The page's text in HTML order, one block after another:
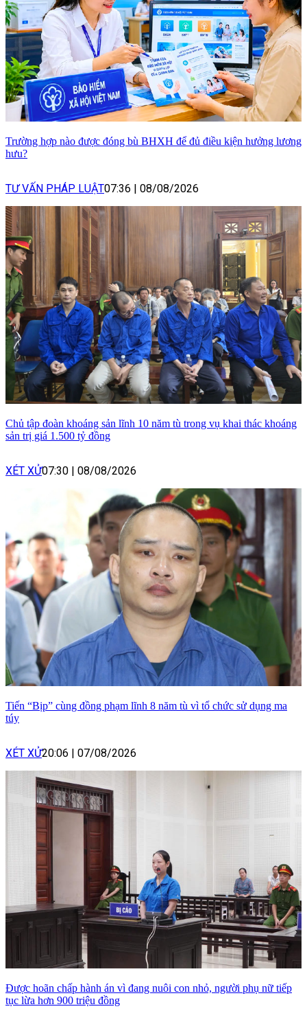
Trường hợp nào được đóng bù BHXH để đủ điều kiện hưởng lương
hưu?
TƯ VẤN PHÁP LUẬT07:36 | 08/08/2026
Chủ tập đoàn khoáng sản lĩnh 10 năm tù trong vụ khai thác khoáng
sản trị giá 1.500 tỷ đồng
XÉT XỬ07:30 | 08/08/2026
Tiến “Bịp” cùng đồng phạm lĩnh 8 năm tù vì tổ chức sử dụng ma
túy
XÉT XỬ20:06 | 07/08/2026
Được hoãn chấp hành án vì đang nuôi con nhỏ, người phụ nữ tiếp
tục lừa hơn 900 triệu đồng